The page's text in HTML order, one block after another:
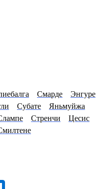
Смарде
Энгуре
Субате
Яньмуйжа
Стренчи
Цесис